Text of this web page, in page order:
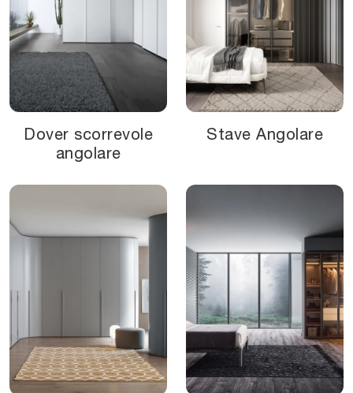
Dover scorrevole
angolare
Stave Angolare